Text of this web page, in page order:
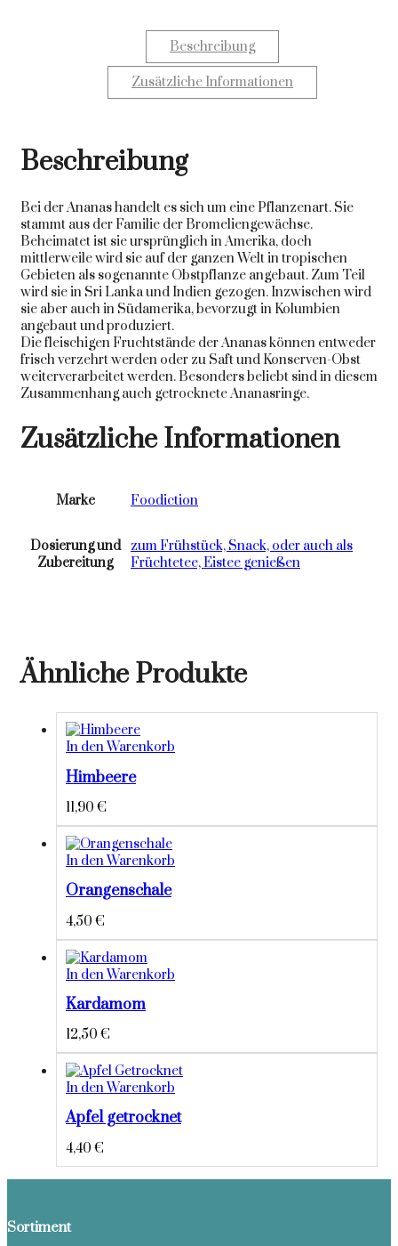
Beschreibung
Zusätzliche Informationen
Beschreibung
Bei der Ananas handelt es sich um eine Pflanzenart. Sie
stammt aus der Familie der Bromeliengewächse.
Beheimatet ist sie ursprünglich in Amerika, doch
mittlerweile wird sie auf der ganzen Welt in tropischen
Gebieten als sogenannte Obstpflanze angebaut. Zum Teil
wird sie in Sri Lanka und Indien gezogen. Inzwischen wird
sie aber auch in Südamerika, bevorzugt in Kolumbien
angebaut und produziert.
Die fleischigen Fruchtstände der Ananas können entweder
frisch verzehrt werden oder zu Saft und Konserven-Obst
weiterverarbeitet werden. Besonders beliebt sind in diesem
Zusammenhang auch getrocknete Ananasringe.
Zusätzliche Informationen
Marke Foodiction
Dosierung und
Zubereitung
zum Frühstück, Snack, oder auch als
Früchtetee, Eistee genießen
Ähnliche Produkte
In den Warenkorb
Himbeere
11,90 €
In den Warenkorb
Orangenschale
4,50 €
In den Warenkorb
Kardamom
12,50 €
In den Warenkorb
Apfel getrocknet
4,40 €
Sortiment